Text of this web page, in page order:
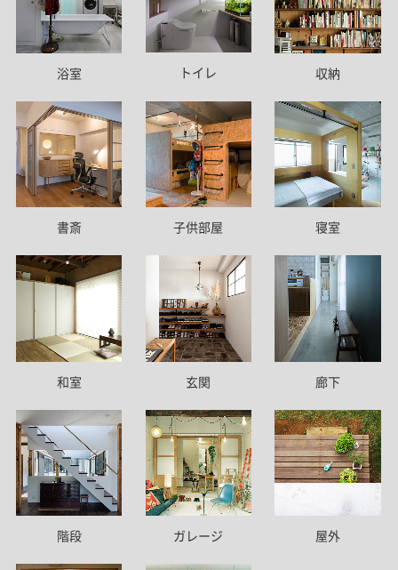
浴室 トイレ 収納
書斎 子供部屋 寝室
和室 玄関 廊下
階段 ガレージ 屋外